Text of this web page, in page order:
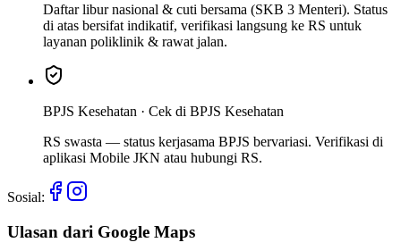
Daftar libur nasional & cuti bersama (SKB 3 Menteri). Status
di atas bersifat indikatif, verifikasi langsung ke RS untuk
layanan poliklinik & rawat jalan.
BPJS Kesehatan · Cek di BPJS Kesehatan
RS swasta — status kerjasama BPJS bervariasi. Verifikasi di
aplikasi Mobile JKN atau hubungi RS.
Sosial:
Ulasan dari Google Maps